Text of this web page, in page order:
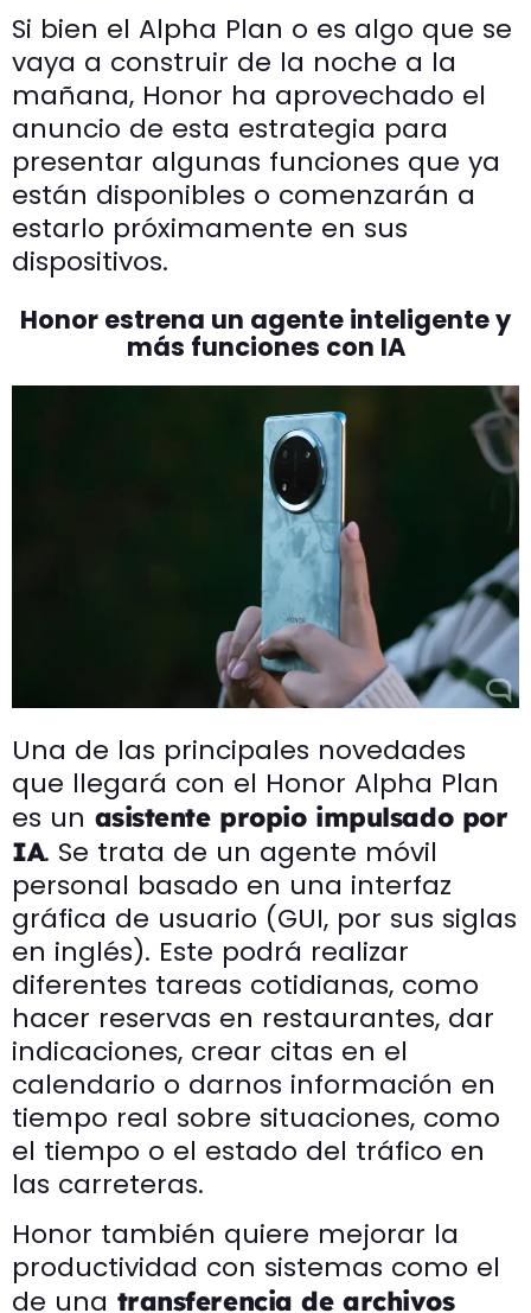
Si bien el Alpha Plan o es algo que se
vaya a construir de la noche a la
mañana, Honor ha aprovechado el
anuncio de esta estrategia para
presentar algunas funciones que ya
están disponibles o comenzarán a
estarlo próximamente en sus
dispositivos.
Honor estrena un agente inteligente y
más funciones con IA
Una de las principales novedades
que llegará con el Honor Alpha Plan
es un asistente propio impulsado por
IA. Se trata de un agente móvil
personal basado en una interfaz
gráfica de usuario (GUI, por sus siglas
en inglés). Este podrá realizar
diferentes tareas cotidianas, como
hacer reservas en restaurantes, dar
indicaciones, crear citas en el
calendario o darnos información en
tiempo real sobre situaciones, como
el tiempo o el estado del tráfico en
las carreteras.
Honor también quiere mejorar la
productividad con sistemas como el
de una transferencia de archivos